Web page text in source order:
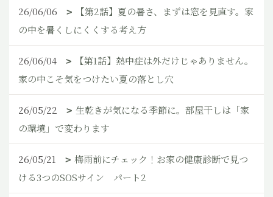
26/06/06
【第2話】夏の暑さ、まずは窓を見直す。家
の中を暑くしにくくする考え方
26/06/04
【第1話】熱中症は外だけじゃありません。
家の中こそ気をつけたい夏の落とし穴
26/05/22
生乾きが気になる季節に。部屋干しは「家
の環境」で変わります
26/05/21
梅雨前にチェック！お家の健康診断で見つ
ける3つのSOSサイン パート2